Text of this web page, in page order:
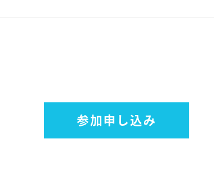
参加申し込み